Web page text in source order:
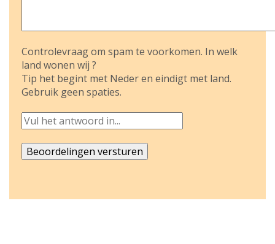
Controlevraag om spam te voorkomen. In welk
land wonen wij ?
Tip het begint met Neder en eindigt met land.
Gebruik geen spaties.